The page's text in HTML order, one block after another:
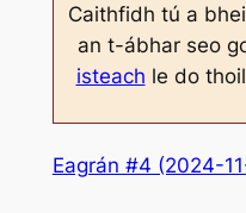
Caithfidh tú a
an t-ábhar seo
isteach le do
Eagrán #4 (2024-